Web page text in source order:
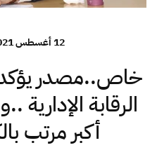
12 أغسطس 2021
خاص..مصدر
الرقابة الإدارية
أكبر مرتب